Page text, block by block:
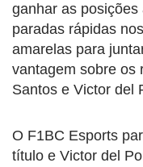
ganhar as
paradas rápidas
amarelas para
vantagem sobre os
Santos e Victor del
O F1BC Esports
título e Victor del